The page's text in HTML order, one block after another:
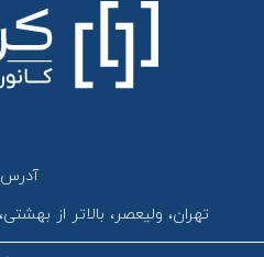
تهران، ولیعصر، بالاتر از